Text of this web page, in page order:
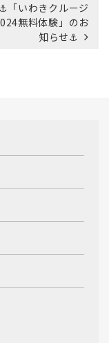
⚓「いわきクルージ
無料体験」のお
知らせ⚓